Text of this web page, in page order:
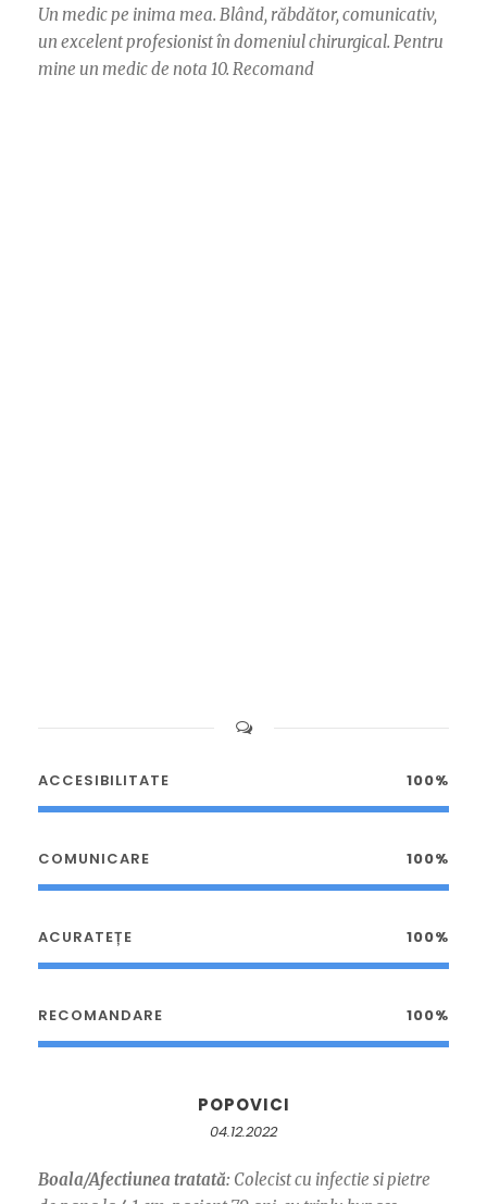
Un medic pe inima mea. Blând, răbdător, comunicativ,
un excelent profesionist în domeniul chirurgical. Pentru
mine un medic de nota 10. Recomand
ACCESIBILITATE 100%
COMUNICARE 100%
ACURATEȚE 100%
RECOMANDARE 100%
POPOVICI
04.12.2022
Boala/Afectiunea tratată: Colecist cu infectie si pietre